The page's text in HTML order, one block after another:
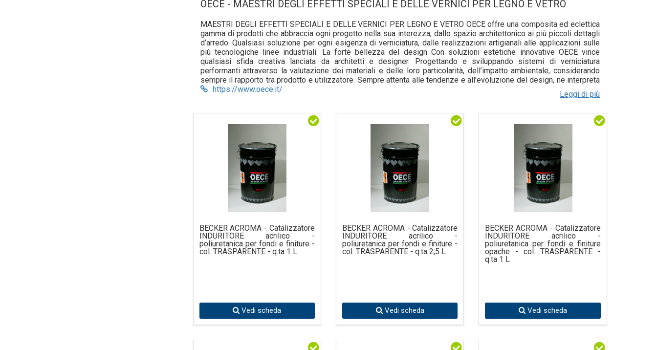
OECE - MAESTRI DEGLI EFFETTI SPECIALI E DELLE VERNICI PER LEGNO E VETRO
MAESTRI DEGLI EFFETTI SPECIALI E DELLE VERNICI PER LEGNO E VETRO OECE offre una composita ed eclettica
gamma di prodotti che abbraccia ogni progetto nella sua interezza, dallo spazio architettonico ai più piccoli dettagli
d’arredo. Qualsiasi soluzione per ogni esigenza di verniciatura, dalle realizzazioni artigianali alle applicazioni sulle
più tecnologiche linee industriali. La forte bellezza del design Con soluzioni estetiche innovative OECE vince
qualsiasi sfida creativa lanciata da architetti e designer. Progettando e sviluppando sistemi di verniciatura
performanti attraverso la valutazione dei materiali e delle loro particolarità, dell’impatto ambientale, considerando
sempre il rapporto tra prodotto e utilizzatore. Sempre attenta alle tendenze e all’evoluzione del design, ne interpreta
linguaggi e codici, anticipandone i contenuti, le linee estetiche emergenti e le esigenze funzionali. Valorizzando le
idee, i progetti, la passione che detta lo stile dell’abitare e del vivere, in maniera che la creatività delle grandi firme
adopera il medesimo linguaggio estetico del materiale utilizzato.
Leggi di più
https://www.oece.it/
BECKER ACROMA - Catalizzatore
INDURITORE acrilico -
poliuretanica per fondi e finiture -
col. TRASPARENTE - q.ta 1 L
Vedi scheda
BECKER ACROMA - Catalizzatore
INDURITORE acrilico -
poliuretanica per fondi e finiture -
col. TRASPARENTE - q.ta 2,5 L
Vedi scheda
BECKER ACROMA - Catalizzatore
INDURITORE acrilico -
poliuretanica per fondi e finiture
opache - col. TRASPARENTE -
q.ta 1 L
Vedi scheda